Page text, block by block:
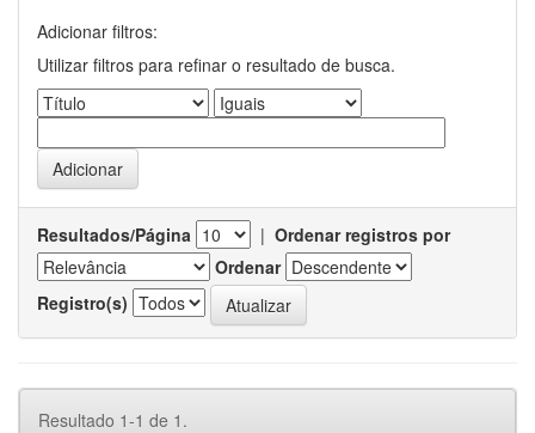
Adicionar filtros:
Utilizar filtros para refinar o resultado de busca.
Resultados/Página | Ordenar registros por
Ordenar
Registro(s)
Resultado 1-1 de 1.